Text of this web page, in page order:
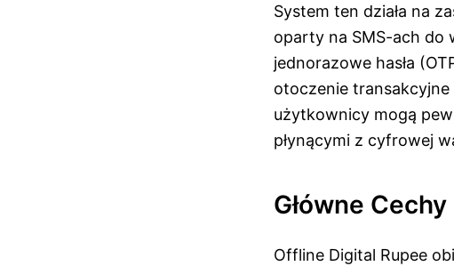
System ten działa na
oparty na SMS-ach do
jednorazowe hasła
otoczenie
użytkownicy mogą
płynącymi z cyfrowej
Główne
Offline Digital Rupee